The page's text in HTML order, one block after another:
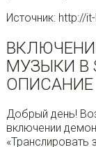
Источник: http://
МУЗЫКИ В
ОПИСАНИЕ
Добрый день!
включении
«Транслировать